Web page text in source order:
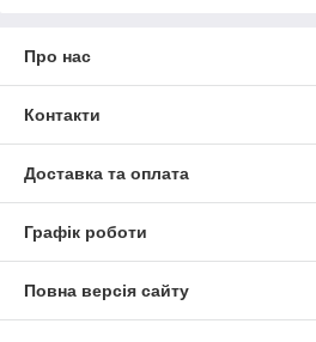
Про нас
Контакти
Доставка та оплата
Графік роботи
Повна версія сайту